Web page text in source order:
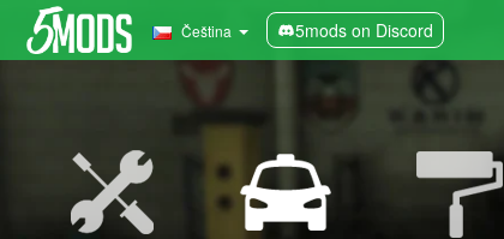
Čeština 5mods on Discord